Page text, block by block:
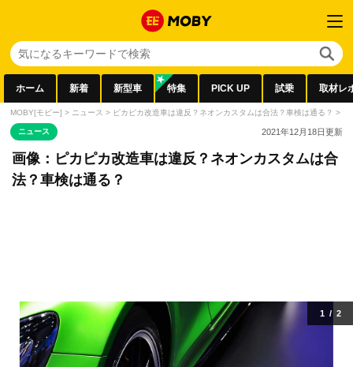
ホーム 新着 新型車 特集 PICK UP 試乗 取材レ
MOBY[モビー] > ニュース > ピカピカ改造車は違反？ネオンカスタムは合法？車検は通る？ >
ニュース 2021年12月18日更新
画像：ピカピカ改造車は違反？ネオンカスタムは合
法？車検は通る？
1/ 2